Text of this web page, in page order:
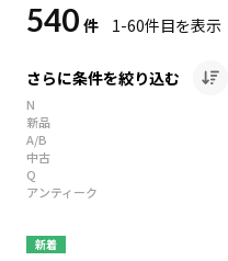
540 件 1-60件目を表示
さらに条件を絞り込む
N
新品
A/B
中古
Q
アンティーク
新着